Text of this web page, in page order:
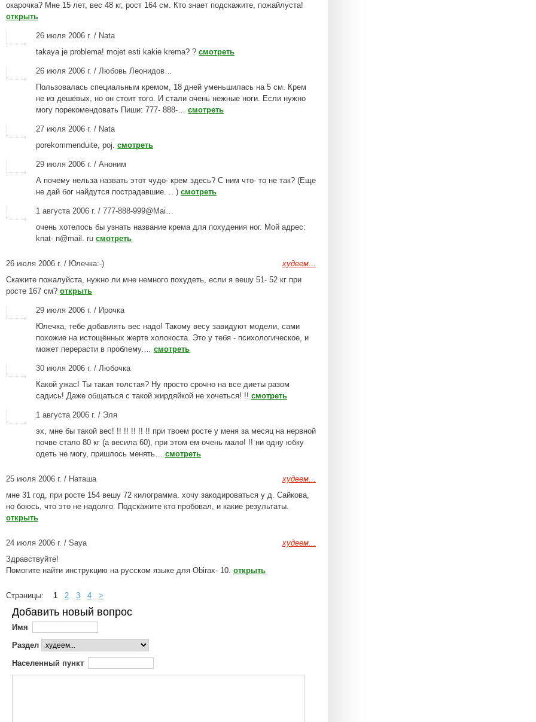
окарочка? Мне 15 лет, вес 48 кг, рост 164 см. Кто знает подскажите, пожайлуста!
открыть
26 июля 2006 г. / Nata
takaya je problema! mojet esti kakie krema? ? смотреть
26 июля 2006 г. / Любовь Леонидов…
Пользовалась специальным кремом, 18 дней уменьшилась на 5 см. Крем
не из дешевых, но он стоит того. И стали очень нежные ноги. Если нужно
могу порекомендовать Пиши: 777- 888-… смотреть
27 июля 2006 г. / Nata
porekommenduite, poj. смотреть
29 июля 2006 г. / Аноним
А почему нельза назвать этот чудо- крем здесь? С ним что- то не так? (Еще
не дай бог найдутся пострадавшие. .. ) смотреть
1 августа 2006 г. / 777-888-999@Mai…
очень хотелось бы узнать название крема для похудения ног. Мой адрес:
knat- n@mail. ru смотреть
худеем...
26 июля 2006 г. / Юлечка:-)
Скажите пожалуйста, нужно ли мне немного похудеть, если я вешу 51- 52 кг при
росте 167 см? открыть
29 июля 2006 г. / Ирочка
Юлечка, тебе добавлять вес надо! Такому весу завидуют модели, сами
похожие на истощённых жертв холокоста. Это у тебя - психологическое, и
может перерасти в проблему.… смотреть
30 июля 2006 г. / Любочка
Какой ужас! Ты такая толстая? Ну просто срочно на все диеты разом
садись! Даже общаться с такой жирдяйкой не хочеться! !! смотреть
1 августа 2006 г. / Эля
эх, мне бы такой вес! !! !! !! !! !! при твоем росте у меня за месяц на нервной
почве стало 80 кг (а весила 60), при этом ем очень мало! !! ни одну юбку
одеть не могу, пришлось менять… смотреть
худеем...
25 июля 2006 г. / Наташа
мне 31 год, при росте 154 вешу 72 килограмма. хочу закодироваться у д. Сайкова,
но боюсь, что это не надолго. Подскажите кто пробовал, и какие результаты.
открыть
худеем...
24 июля 2006 г. / Saya
Здравствуйте!
Помогите найти инструкцию на русском языке для Obirax- 10. открыть
Страницы: 1 2 3 4 >
Добавить новый вопрос
Имя
Раздел
Населенный пункт